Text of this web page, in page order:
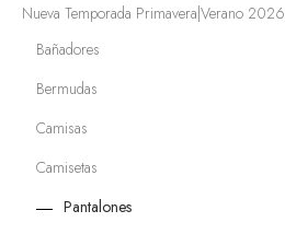
Nueva Temporada Primavera|Verano 2026
Bañadores
Bermudas
Camisas
Camisetas
Pantalones